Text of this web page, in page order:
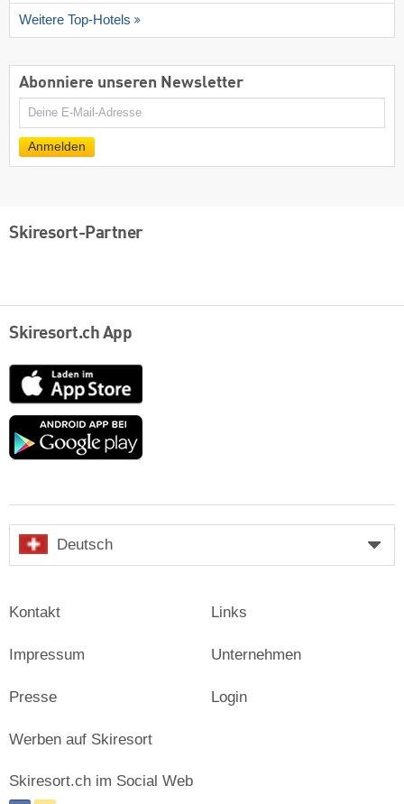
Weitere Top-Hotels
Abonniere unseren Newsletter
E-
Mail
Anmelden
Skiresort-Partner
Skiresort.ch App
App
Store
Google
Deutsch
Kontakt
Impressum
Presse
Links
Unternehmen
Login
Werben auf Skiresort
Skiresort.ch im Social Web